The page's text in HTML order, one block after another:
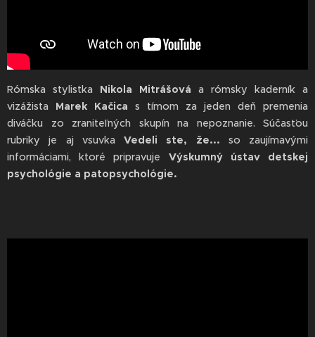
Rómska stylistka Nikola Mitrášová a rómsky kaderník a
vizážista Marek Kačica s tímom za jeden deň premenia
diváčku zo zraniteľných skupín na nepoznanie. Súčasťou
rubriky je aj vsuvka Vedeli ste, že... so zaujímavými
informáciami, ktoré pripravuje Výskumný ústav detskej
psychológie a patopsychológie.